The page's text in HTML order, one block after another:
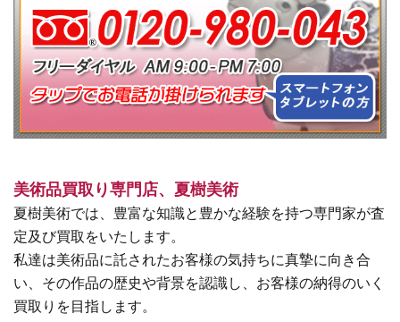
美術品買取り専門店、夏樹美術
夏樹美術では、豊富な知識と豊かな経験を持つ専門家が査
定及び買取をいたします。
私達は美術品に託されたお客様の気持ちに真摯に向き合
い、その作品の歴史や背景を認識し、お客様の納得のいく
買取りを目指します。